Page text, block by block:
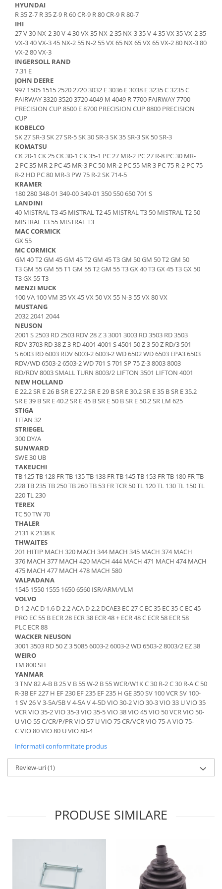
Senzor presiune ulei
Senzori temperatura ulei
Senzori suprasarcina
Senzori proximitate
Senzori de viteza
Senzori stabilizare
Senzori de viraj
Senzori de inclinatie
Senzor temperatura apa
Burduf pentru intrerupator
Contact 2 pozitii
Contact 3 pozitii
Contact 4 pozitii
Butoane
Selector 2 pozitii
Selector 3 pozitii
Intrerupator basculant 2 pozitii
Intrerupator 3 pozitii
Relee 12V
Relee 24V
Modul electronic
Faruri fata
Lampi spate
Orometru
Microintrerupator
Senzori utilaje
Calculatoare utilaje
Electrovalva - electroventil - electro
valva
Bobina 12V
Senzor de vant - anemometru
Intrerupator 4 pozitii
Bobina 10V
Bobina 20V
Lampi semnalizare
Bobina 14V
Bobina 28V
Relee 48V
Contact 5 pozitii
Contactor 36V
Senzori de greutate
Bobina 18V
Contactor 16V
Kit reparatii contactor
Contactor 65V
Contactor 96V
Releu 230V
Relee 6V
Intrerupatoare
Banda antistatica
Contact pornire
Claxon
Perii colectoare
Lampi avertizare
Lampi stroboscopice
Joystick-uri
Joystick Upright
Joystick Manitou
Joystick Merlo
Joystick Danfoss
Joystick Niftylift
Joystick Airo
Piese Faun
Piese Dynapack
Piese Compair
Piese Cesab
Piese Case Construction
Piese Case Poclain
Piese Bomag
Piese Bobard
Piese Barthoud
Piese Baretta
Piese Benford
Piese Benati
Piese Belarus
Piese Baumann
Piese Barford
Piese Antonio Carraro
Piese Ammann
Piese Ahlmann
Piese Airo
Piese Aebi
Piese SDMO
Piese Doosan Daewoo
Piese Agritalia - Carraro
Piese Doppstadt
Piese Fai
Piese Kalmar
Piese Klemm
Piese Lansing Bagnall
Piese Laupetre
Piese Lebrero
Piese Macmoter
Piese Lugli
Piese Menzi Muck
Piese Mustang
Piese Steinbock
Piese Valpadana
Piese Zettelmeyer
Piese Venieri
Piese Nissan
Piese Sullair
Piese Rigitrac
Piese Krone
Piese Hiab Foco
Piese Artec
Piese O&K
Piese Airman
Piese TCM
Piese Sunward
Piese Pel Job
Piese Schaffer
Piese Nagano
Piese Carrier
HYUNDAI
R 35 Z-7 R 35 Z-9 R 60 CR-9 R 80 CR-9 R 80-7
IHI
27 V 30 NX-2 30 V-4 30 VX 35 NX-2 35 NX-3 35 V-4 35 VX 35 VX-2 35
VX-3 40 VX-3 45 NX-2 55 N-2 55 VX 65 NX 65 VX 65 VX-2 80 NX-3 80
VX-2 80 VX-3
INGERSOLL RAND
7.31 E
JOHN DEERE
997 1505 1515 2520 2720 3032 E 3036 E 3038 E 3235 C 3235 C
FAIRWAY 3320 3520 3720 4049 M 4049 R 7700 FAIRWAY 7700
PRECISION CUP 8500 E 8700 PRECISION CUP 8800 PRECISION
CUP
KOBELCO
SK 27 SR-3 SK 27 SR-5 SK 30 SR-3 SK 35 SR-3 SK 50 SR-3
KOMATSU
CK 20-1 CK 25 CK 30-1 CK 35-1 PC 27 MR-2 PC 27 R-8 PC 30 MR-
2 PC 35 MR 2 PC 45 MR-3 PC 50 MR-2 PC 55 MR 3 PC 75 R-2 PC 75
R-2 HD PC 80 MR-3 PW 75 R-2 SK 714-5
KRAMER
180 280 348-01 349-00 349-01 350 550 650 701 S
LANDINI
40 MISTRAL T3 45 MISTRAL T2 45 MISTRAL T3 50 MISTRAL T2 50
MISTRAL T3 55 MISTRAL T3
MAC CORMICK
GX 55
MC CORMICK
GM 40 T2 GM 45 GM 45 T2 GM 45 T3 GM 50 GM 50 T2 GM 50
T3 GM 55 GM 55 T1 GM 55 T2 GM 55 T3 GX 40 T3 GX 45 T3 GX 50
T3 GX 55 T3
MENZI MUCK
100 VA 100 VM 35 VX 45 VX 50 VX 55 N-3 55 VX 80 VX
MUSTANG
2032 2041 2044
NEUSON
2001 S 2503 RD 2503 RDV 28 Z 3 3001 3003 RD 3503 RD 3503
RDV 3703 RD 38 Z 3 RD 4001 4001 S 4501 50 Z 3 50 Z RD/3 501
S 6003 RD 6003 RDV 6003-2 6003-2 WD 6502 WD 6503 EPA3 6503
RDV/WD 6503-2 6503-2 WD 701 S 701 SP 75 Z-3 8003 8003
RD/RDV 8003 SMALL TURN 8003/2 LIFTON 3501 LIFTON 4001
NEW HOLLAND
E 22.2 SR E 26 B SR E 27.2 SR E 29 B SR E 30.2 SR E 35 B SR E 35.2
SR E 39 B SR E 40.2 SR E 45 B SR E 50 B SR E 50.2 SR LM 625
STIGA
TITAN 32
STRIEGEL
300 DY/A
SUNWARD
SWE 30 UB
TAKEUCHI
TB 125 TB 128 FR TB 135 TB 138 FR TB 145 TB 153 FR TB 180 FR TB
228 TB 235 TB 250 TB 260 TB 53 FR TCR 50 TL 120 TL 130 TL 150 TL
220 TL 230
TEREX
TC 50 TW 70
THALER
2131 K 2138 K
THWAITES
201 HITIP MACH 320 MACH 344 MACH 345 MACH 374 MACH
376 MACH 377 MACH 420 MACH 444 MACH 471 MACH 474 MACH
475 MACH 477 MACH 478 MACH 580
VALPADANA
1545 1550 1555 1650 6560 ISR/ARM/VLM
VOLVO
D 1.2 AC D 1.6 D 2.2 ACA D 2.2 DCAE3 EC 27 C EC 35 EC 35 C EC 45
PRO EC 55 B ECR 28 ECR 38 ECR 48 + ECR 48 C ECR 58 ECR 58
PLC ECR 88
WACKER NEUSON
3001 3503 RD 50 Z 3 5085 6003-2 6003-2 WD 6503-2 8003/2 EZ 38
WEIRO
TM 800 SH
YANMAR
3 TNV 82 A-B B 25 V B 55 W-2 B 55 WCR/W1K C 30 R-2 C 30 R-A C 50
R-3B EF 227 H EF 230 EF 235 EF 235 H GE 350 SV 100 VCR SV 100-
1 SV 26 V 3-5A/5B V 4-5A V 4-5D VIO 30-2 VIO 30-3 VIO 33 U VIO 35
VCR VIO 35-2 VIO 35-3 VIO 35-5 VIO 38 VIO 45 VIO 50 VCR VIO 50-
U VIO 55 C/CR/P/PR VIO 57 U VIO 75 CR/VCR VIO 75-A VIO 75-
C VIO 80 VIO 80 U VIO 80-4
Informatii conformitate produs
Review-uri(1)
PRODUSE SIMILARE